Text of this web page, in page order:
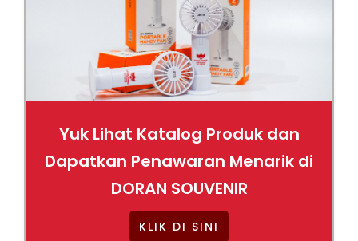
Yuk Lihat Katalog Produk dan
Dapatkan Penawaran Menarik di
DORAN SOUVENIR
KLIK DI SINI